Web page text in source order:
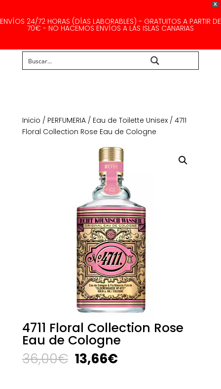
X
ENVÍOS 24/72 HORAS (DÍAS LABORABLES) - GRATUITOS A PARTIR DE
70€ - NO HACEMOS ENVÍOS A LAS ISLAS CANARIAS
Inicio / PERFUMERIA/ Eau de Toilette Unisex/ 4711
Floral Collection Rose Eau de Cologne
4711 Floral Collection Rose
Eau de Cologne
36,00€ El
precio
13,66€El